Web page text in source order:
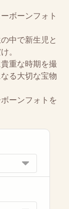
ボーンフォト
中で新生児と
。
重な時期を撮
る大切な宝物
ーンフォトを